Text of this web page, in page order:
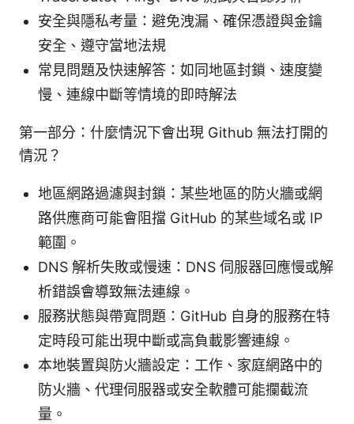
安全與隱私考量：避免洩漏、確保憑證與金鑰
安全、遵守當地法規
常見問題及快速解答：如同地區封鎖、速度變
慢、連線中斷等情境的即時解法
第一部分：什麼情況下會出現 Github 無法打開的
情況？
地區網路過濾與封鎖：某些地區的防火牆或網
路供應商可能會阻擋 GitHub 的某些域名或 IP
範圍。
DNS 解析失敗或慢速：DNS 伺服器回應慢或解
析錯誤會導致無法連線。
服務狀態與帶寬問題：GitHub 自身的服務在特
定時段可能出現中斷或高負載影響連線。
本地裝置與防火牆設定：工作、家庭網路中的
防火牆、代理伺服器或安全軟體可能攔截流
量。